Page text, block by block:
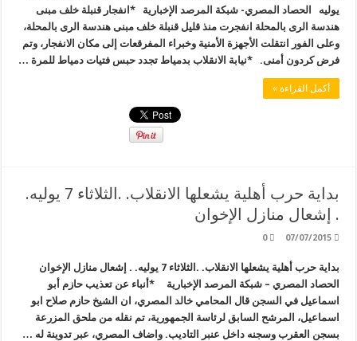
يوليه الحصاد المصري- شبكة المرصد الإخبارية *انفجار قنبلة خلف مبنى
هندسة الرى بالمحلة انفجرت منذ قليل قنبلة خلف مبنى هندسة الرى بالمحلة،
وعلى الفور انتقلت الأجهزة الأمنية وخبراء المفرقعات إلى مكان الانفجار، وتم
فرض كردون أمنى. *نيابة الانقلاب بدمياط تجدد حبس فتيات دمياط للمرة …
أكمل القراءة »
بداية حرب أهلية يشعلها الانقلاب. .الثلاثاء 7 يوليه.
. إشعال منازل الإخوان
07/07/2015
0
بداية حرب أهلية يشعلها الانقلاب. .الثلاثاء 7 يوليه. . إشعال منازل الإخوان
الحصاد المصري – شبكة المرصد الإخبارية *أنباء عن تعذيب حازم أبو
اسماعيل في السجن قال المحامي خالد المصري، ان الشيخ حازم صلاح ابو
اسماعيل، المرشح السابق لرئاسة الجمهورية، تم نقله من ملحق المزرعة
بسجن العقرب وسجنه داخل عنبر التاديب. واضاف المصري، عبر تدوينة له …